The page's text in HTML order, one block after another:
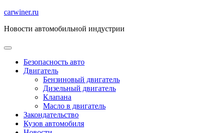
Перейти
содержимому
carwiner.ru
Новости автомобильной индустрии
Безопасность авто
Двигатель
Бензиновый двигатель
Дизельный двигатель
Клапана
Масло в двигатель
Закондательство
Кузов автомобиля